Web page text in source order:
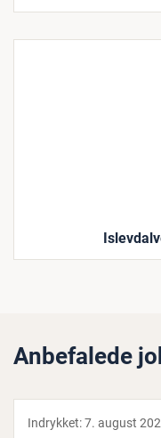
Anbefalede
Indrykket:7. august